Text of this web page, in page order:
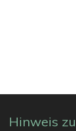
Hinweis